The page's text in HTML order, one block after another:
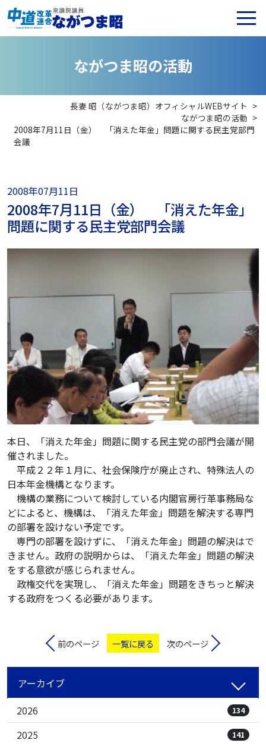
ながつま昭の活動
長妻 昭（ながつま昭）オフィシャルWEBサイト >
ながつま昭の活動 >
2008年7月11日（金） 「消えた年金」問題に関する民主党部門
会議
2008年07月11日
2008年7月11日（金） 「消えた年金」
問題に関する民主党部門会議
本日、「消えた年金」問題に関する民主党の部門会議が開
催されました。
平成２２年１月に、社会保険庁が廃止され、特殊法人の
日本年金機構となります。
機構の業務について検討している内閣官房行革事務局な
どによると、機構は、「消えた年金」問題を解決する専門
の部署を設けない予定です。
専門の部署を設けずに、「消えた年金」問題の解決はで
きません。政府の説明からは、「消えた年金」問題の解決
をする意欲が感じられません。
政権交代を実現し、「消えた年金」問題をきちっと解決
する政府をつくる必要があります。
前のページ 一覧に戻る 次のページ
アーカイブ
2026
134
2025 141